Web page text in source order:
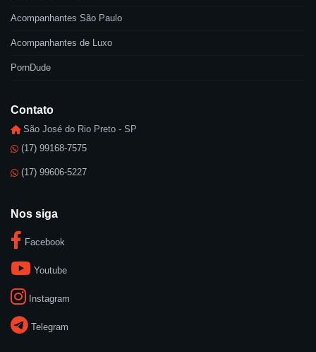
Acompanhantes São Paulo
Acompanhantes de Luxo
PornDude
Contato
São José do Rio Preto - SP
(17) 99168-7575
(17) 99606-5227
Nos siga
Facebook
Youtube
Instagram
Telegram